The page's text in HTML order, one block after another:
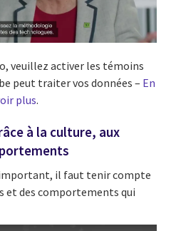
veuillez activer les témoins
peut traiter vos données – En
plus.
à la culture, aux
il faut tenir compte
et des comportements qui